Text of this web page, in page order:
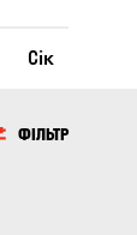
Сік
ФІЛЬТР